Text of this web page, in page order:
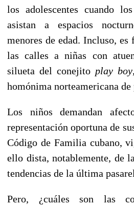
los adolescentes cuando
asistan a espacios
menores de edad. Incluso, es
las calles a niñas con
silueta del conejito play boy
homónima norteamericana
Los niños demandan
representación oportuna de
Código de Familia cubano,
ello dista, notablemente, de
tendencias de la última
Pero, ¿cuáles son las